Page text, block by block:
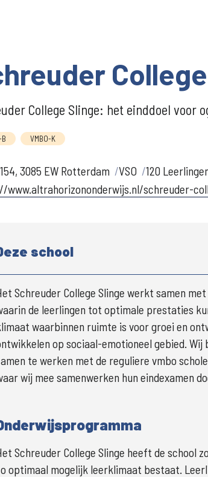
College Slinge: het einddoel voor
VMBO-K
3085 EW Rotterdam VSO
120
schreuder-
school
Schreuder College Slinge werkt samen
de leerlingen tot optimale prestaties
op sociaal-emotioneel gebied. Wij
te werken met de reguliere vmbo
wij mee samenwerken hun eindexamen
Schreuder College Slinge heeft de school
optimaal mogelijk leerklimaat bestaat.